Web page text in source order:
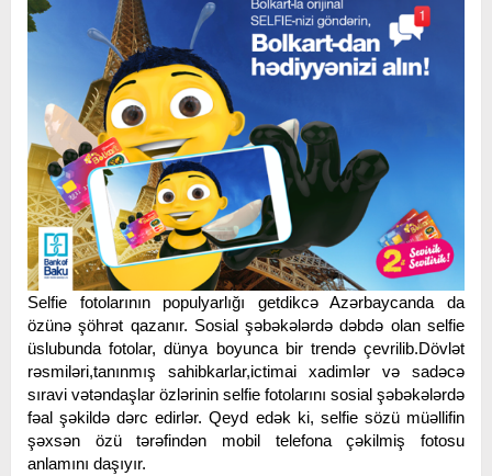
Selfie fotolarının populyarlığı getdikcə Azərbaycanda da
özünə şöhrət qazanır. Sosial şəbəkələrdə dəbdə olan selfie
üslubunda fotolar, dünya boyunca bir trendə çevrilib.Dövlət
rəsmiləri,tanınmış sahibkarlar,ictimai xadimlər və sadəcə
sıravi vətəndaşlar özlərinin selfie fotolarını sosial şəbəkələrdə
fəal şəkildə dərc edirlər. Qeyd edək ki, selfie sözü müəllifin
şəxsən özü tərəfindən mobil telefona çəkilmiş fotosu
anlamını daşıyır.